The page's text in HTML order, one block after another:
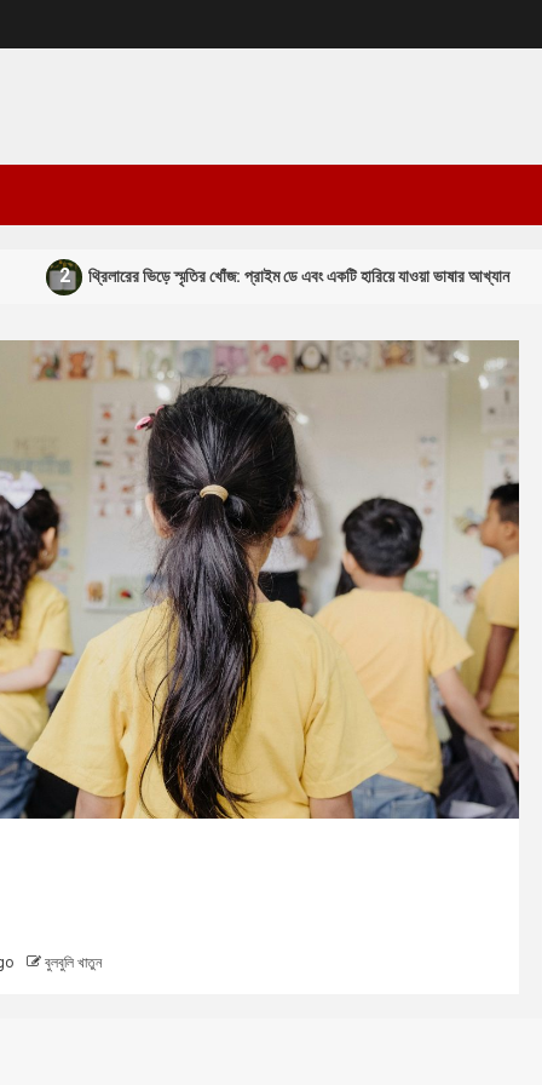
থ্রিলারের ভিড়ে স্মৃতির খোঁজ: প্রাইম ডে এবং একটি হারিয়ে যাওয়া ভাষার আখ্যান 3
খবিব আহমেদ